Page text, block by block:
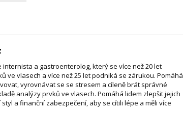
internista a gastroenterolog, který se více než 20 let
ve vlasech a více než 25 let podniká se zárukou. Pomáhá
vyrovnávat se se stresem a cíleně brát správné
analýzy prvků ve vlasech. Pomáhá lidem zlepšit jejich
a finanční zabezpečení, aby se cítili lépe a měli více